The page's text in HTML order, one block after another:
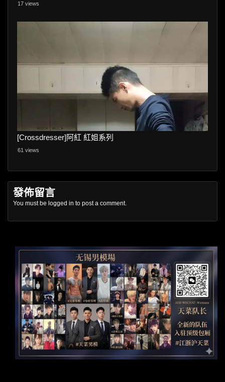
17 views
[Crossdresser]阿紅 紅姐系列
61 views
發佈留言
You must be logged in to post a comment.